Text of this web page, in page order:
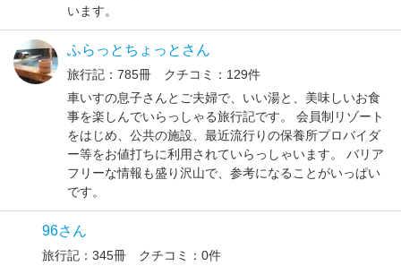
います。
ふらっとちょっとさん
旅行記：785冊 クチコミ：129件
車いすの息子さんとご夫婦で、いい湯と、美味しいお食
事を楽しんでいらっしゃる旅行記です。 会員制リゾート
をはじめ、公共の施設、最近流行りの保養所プロバイダ
ー等をお値打ちに利用されていらっしゃいます。 バリア
フリーな情報も盛り沢山で、参考になることがいっぱい
です。
96さん
旅行記：345冊 クチコミ：0件